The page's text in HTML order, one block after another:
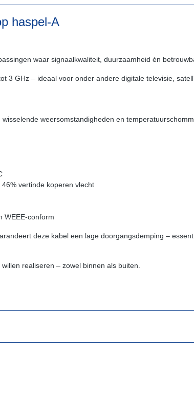
haspel-A
waar signaalkwaliteit, duurzaamheid én
3 GHz – ideaal voor onder andere digitale televisie,
wisselende weersomstandigheden en
vertinde koperen vlecht
WEEE-conform
deze kabel een lage doorgangsdemping –
realiseren – zowel binnen als buiten.